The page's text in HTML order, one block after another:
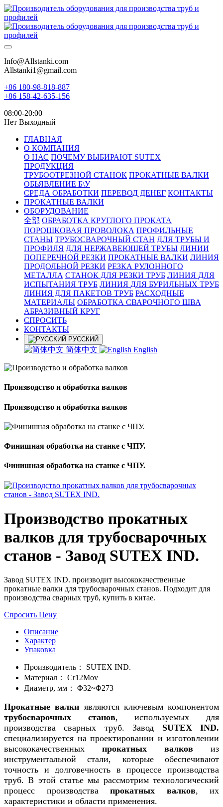
Info@Allstanki.com
Allstanki1@gmail.com
+86 180-98-818-887
+86 158-42-635-156
08:00-20:00
Нет Выходный
ГЛАВНАЯ
О КОМПАНИЯ
О НАС ПОЧЕМУ ВЫБИРАЮТ SUTEX
ПРОДУКЦИЯ
ТРУБООТРЕЗНОЙ СТАНОК ПРОКАТНЫЕ ВАЛКИ
ОБЬЯВЛЕНИЕ Б\У
СРЕДА ОБРАБОТКИ ПЕРЕВОД ДЕНЕГ КОНТАКТЫ
ПРОКАТНЫЕ ВАЛКИ
ОБОРУДОВАНИЕ
全部 ОБРАБОТКА КРУГЛОГО ПРОКАТА
ПОРОШКОВАЯ ПРОВОЛОКА ПРОФИЛЬНЫЕ
СТАНЫ ТРУБОСВАРОЧНЫЙ СТАН ДЛЯ ТРУБЫ И
ПРОФИЛЯ ДЛЯ НЕРЖАВЕЮЩЕЙ ТРУБЫ ЛИНИИ
ПОПЕРЕЧНОЙ РЕЗКИ ПРОКАТНЫЕ ВАЛКИ ЛИНИЯ
ПРОДОЛЬНОЙ РЕЗКИ РЕЗКА РУЛОННОГО
МЕТАЛЛА СТАНОК ДЛЯ РЕЗКИ ТРУБ ЛИНИЯ ДЛЯ
ИСПЫТАНИЯ ТРУБ ЛИНИЯ ДЛЯ БУРИЛЬНЫХ ТРУБ
ЛИНИЯ ДЛЯ ПАКЕТОВ ТРУБ РАСХОДНЫЕ
МАТЕРИАЛЫ OБРАБОТКА СВАРОЧНОГО ШВА
АБРАЗИВНЫЙ КРУГ
СПРОСИТЬ
КОНТАКТЫ
РУССКИЙ
简体中文 English
Производство и обработка валков
Производство и обработка валков
Финишная обработка на станке с ЧПУ.
Финишная обработка на станке с ЧПУ.
Производство прокатных
валков для трубосварочных
станов - Завод SUTEX IND.
Завод SUTEX IND. производит высококачественные
прокатные валки для трубосварочных станов. Подходит для
производства сварных труб, купить в китае.
Спросить Цену
Описание
Характер
Упаковка
Производитель：
SUTEX IND.
Материал：
Cr12Mov
Диаметр, мм：
Φ32~Φ273
Прокатные валки являются ключевым компонентом
трубосварочных станов, используемых для
производства сварных труб. Завод SUTEX IND.
специализируется на проектировании и изготовлении
высококачественных прокатных валков из
инструментальной стали, которые обеспечивают
точность и долговечность в процессе производства
труб. В этой статье мы рассмотрим технологический
процесс производства прокатных валков, их
характеристики и области применения.